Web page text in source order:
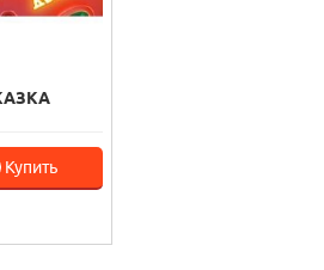
Купить